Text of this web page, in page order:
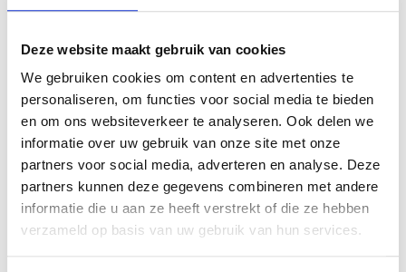
Deze website maakt gebruik van cookies
We gebruiken cookies om content en advertenties te
personaliseren, om functies voor social media te bieden
en om ons websiteverkeer te analyseren. Ook delen we
informatie over uw gebruik van onze site met onze
partners voor social media, adverteren en analyse. Deze
partners kunnen deze gegevens combineren met andere
informatie die u aan ze heeft verstrekt of die ze hebben
verzameld op basis van uw gebruik van hun services.
Wat heb je allemaal nodig?
Oke even voor de duidelijkheid, wat heb je (minimaal)
nodig?
Een bad.
Een jurk, tenzij je naked wil, heb ik ook fotos van
gezien. Of alleen in lingerie